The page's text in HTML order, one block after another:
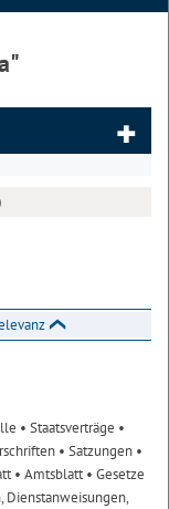
"
• Staatsverträge •
• Satzungen •
• Amtsblatt• Gesetze
Dienstanweisungen,